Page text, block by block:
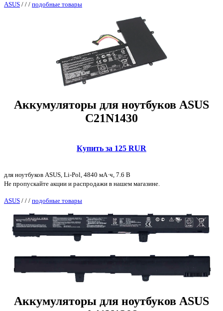
ASUS / / / подобные товары
Аккумуляторы для ноутбуков ASUS
C21N1430
Купить за 125 RUR
для ноутбуков ASUS, Li-Pol, 4840 мА·ч, 7.6 В
Не пропускайте акции и распродажи в нашем магазине.
ASUS / / / подобные товары
Аккумуляторы для ноутбуков ASUS